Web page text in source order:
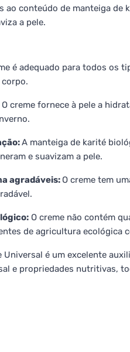
ao conteúdo de manteiga
a pele.
é adequado para todos os
O creme fornece à pele a
A manteiga de karité
e suavizam a pele.
agradáveis: O creme tem
O creme não contém
de agricultura ecológica
Universal é um excelente
e propriedades nutritivas,